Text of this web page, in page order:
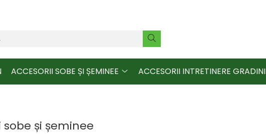
ACCESORII SOBE ȘI ȘEMINEE ACCESORII INTRETINERE GRADINI
sobe și șeminee